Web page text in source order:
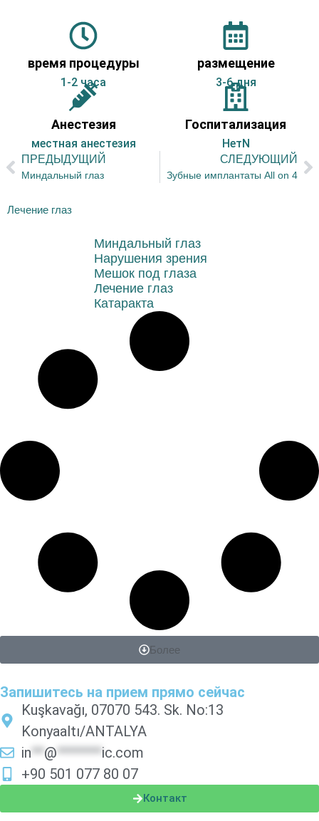
время процедуры
1-2 часа
размещение
3-6 дня
Анестезия
местная анестезия
Госпитализация
НетN
ПРЕДЫДУЩИЙ
Миндальный глаз
СЛЕДУЮЩИЙ
Зубные имплантаты All on 4
Лечение глаз
Миндальный глаз
Нарушения зрения
Мешок под глаза
Лечение глаз
Катаракта
Более
Запишитесь на прием прямо сейчас
Kuşkavağı, 07070 543. Sk. No:13
Konyaaltı/ANTALYA
in**@*******ic.com
+90 501 077 80 07
Контакт